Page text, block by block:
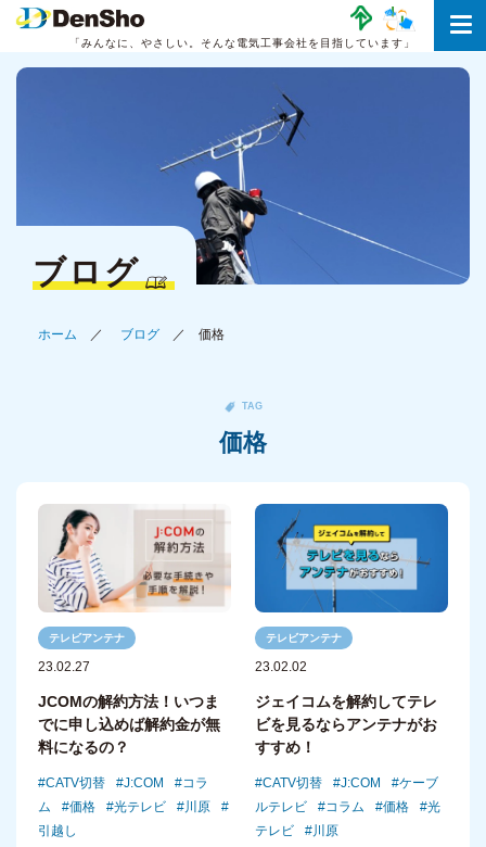
「みんなに、やさしい。 そんな電気工事会社を目指しています」
ブログ
ホーム ブログ 価格
TAG
価格
テレビアンテナ
23.02.27
JCOMの解約方法！いつま
でに申し込めば解約金が無
料になるの？
CATV切替 J:COM
コラ
ム
価格 光テレビ
川原
引越し
テレビアンテナ
23.02.02
ジェイコムを解約してテレ
ビを見るならアンテナがお
すすめ！
CATV切替 J:COM
ケーブ
ルテレビ
コラム 価格
光
テレビ
川原